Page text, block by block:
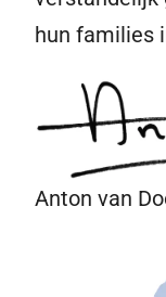
hun families
Anton van